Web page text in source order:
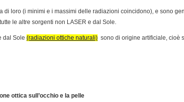
di loro (i minimi e i massimi delle radiazioni coincidono), e sono
le altre sorgenti non LASER e dal Sole.
dal Sole (radiazioni ottiche naturali) sono di origine artificiale, cioè
ottica sull’occhio e la pelle